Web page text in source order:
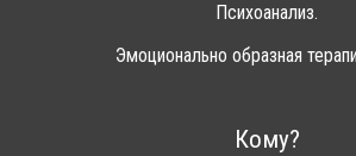
Психоанализ.
Эмоционально образная
Кому?